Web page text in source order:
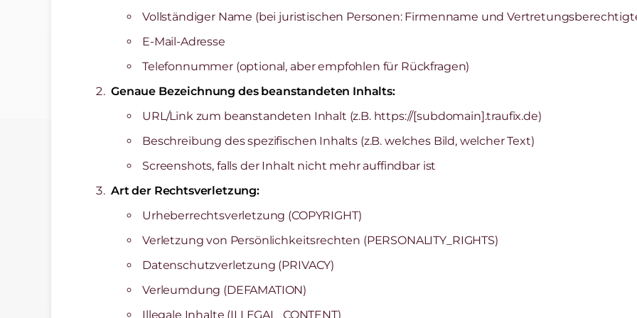
Vollständiger Name (bei juristischen Personen: Firmenname und
E-Mail-Adresse
Telefonnummer (optional, aber empfohlen für Rückfragen)
Genaue Bezeichnung des beanstandeten Inhalts:
URL/Link zum beanstandeten Inhalt (z.B. https://[subdomain].traufix.de)
Beschreibung des spezifischen Inhalts (z.B. welches Bild, welcher Text)
Screenshots, falls der Inhalt nicht mehr auffindbar ist
Art der Rechtsverletzung:
Urheberrechtsverletzung (COPYRIGHT)
Verletzung von Persönlichkeitsrechten (PERSONALITY_RIGHTS)
Datenschutzverletzung (PRIVACY)
Verleumdung (DEFAMATION)
Illegale Inhalte (ILLEGAL_CONTENT)